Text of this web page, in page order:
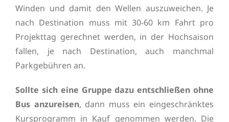
Winden und damit den Wellen auszuweichen. Je
nach Destination muss mit 30-60 km Fahrt pro
Projekttag gerechnet werden, in der Hochsaison
fallen, je nach Destination, auch manchmal
Parkgebühren an.
Sollte sich eine Gruppe dazu entschließen ohne
Bus anzureisen, dann muss ein eingeschränktes
Kursprogramm in Kauf genommen werden. Die